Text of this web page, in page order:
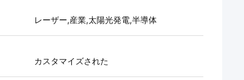
レーザー,産業,太陽光発電,半導体
カスタマイズされた